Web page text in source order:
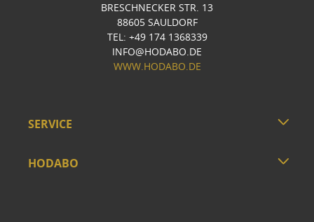
BRESCHNECKER STR. 13
88605 SAULDORF
TEL: +49 174 1368339
INFO@HODABO.DE
WWW.HODABO.DE
SERVICE
HODABO